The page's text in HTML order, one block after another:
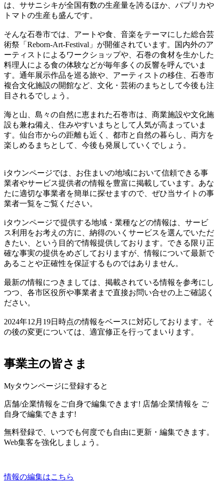
は、ササニシキが全国有数の生産量を誇るほか、パプリカや
トマトの生産も盛んです。
そんな石巻市では、アートや食、音楽をテーマにした総合芸
術祭「Reborn-Art-Festival」が開催されています。国内外のア
ーティストによるワークショップや、石巻の食材を生かした
料理人による食の体験などが毎年多くの反響を呼んでいま
す。通年展示作品を巡る旅や、アーティストの移住、石巻市
複合文化施設の開館など、文化・芸術のまちとして今後も注
目されるでしょう。
海と山、島々の自然に恵まれた石巻市は、商業施設や文化施
設も兼ね備え、住みやすいまちとして人気が高まっていま
す。仙台市からの距離も近く、都市と自然の暮らし、両方を
楽しめるまちとして、今後も発展していくでしょう。
iタウンページでは、お住まいの地域において信頼できる事
業者やサービス提供者の情報を豊富に掲載しています。あな
たに適切な事業者を簡単に探せますので、ぜひ当サイトの事
業者一覧をご覧ください。
iタウンページで提供する地域・業種などの情報は、サービ
ス利用をお考えの方に、納得のいくサービスを選んでいただ
きたい、という目的で情報提供しております。できる限り正
確な事実の提供をめざしておりますが、情報について最新で
あることや正確性を保証するものではありません。
最新の情報につきましては、掲載されている情報を参考にし
つつ、各市区役所や事業者まで直接お問い合せの上ご確認く
ださい。
2024年12月19日時点の情報をベースに対応しております。そ
の後の変更については、適宜修正を行ってまいります。
事業主の皆さま
Myタウンページに登録すると
店舗/企業情報をご自身で編集できます! 店舗/企業情報を ご
自身で編集できます!
無料登録で、いつでも何度でも自由に更新・編集できます。
Web集客を強化しましょう。
情報の編集はこちら